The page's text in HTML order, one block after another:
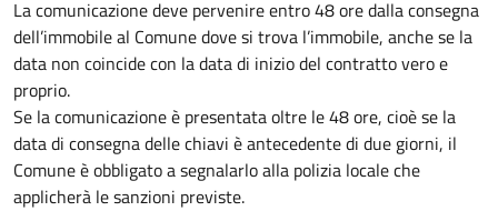
La comunicazione deve pervenireentro 48 oredalla consegna
dell’immobile al Comune dove si trova l’immobile, anche se la
data non coincide con la data di inizio del contratto vero e
proprio.
Se la comunicazione è presentata oltre le 48 ore, cioè se la
data di consegna delle chiavi è antecedente di due giorni, il
Comune è obbligato a segnalarlo alla polizia locale che
applicherà le sanzioni previste.